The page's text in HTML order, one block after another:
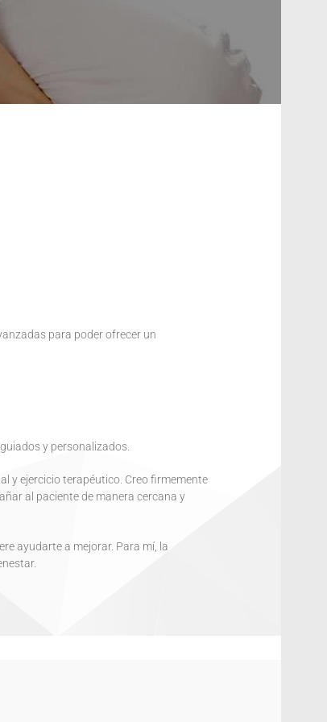
para poder ofrecer un
y personalizados.
y ejercicio terapéutico. Creo firmemente
al paciente de manera cercana y
ayudarte a mejorar. Para mí, la